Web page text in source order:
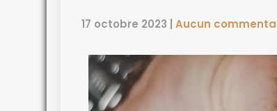
17 octobre 2023 Aucun